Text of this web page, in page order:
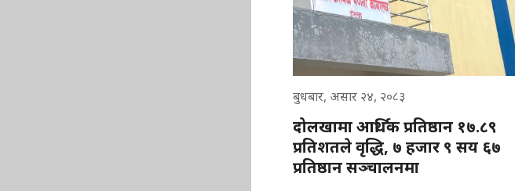
बुधबार, असार २४, २०८३
दोलखामा आर्थिक प्रतिष्ठान १७.८९
प्रतिशतले वृद्धि, ७ हजार ९ सय ६७
प्रतिष्ठान सञ्चालनमा